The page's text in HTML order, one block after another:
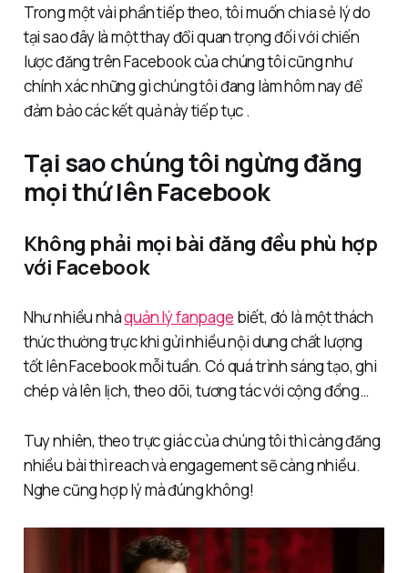
Trong một vài phần tiếp theo, tôi muốn chia sẻ lý do
tại sao đây là một thay đổi quan trọng đối với chiến
lược đăng trên Facebook của chúng tôi cũng như
chính xác những gì chúng tôi đang làm hôm nay để
đảm bảo các kết quả này tiếp tục .
Tại sao chúng tôi ngừng đăng
mọi thứ lên Facebook
Không phải mọi bài đăng đều phù hợp
với Facebook
Như nhiều nhàquản lý fanpage biết, đó là một thách
thức thường trực khi gửi nhiều nội dung chất lượng
tốt lên Facebook mỗi tuần. Có quá trình sáng tạo, ghi
chép và lên lịch, theo dõi, tương tác với cộng đồng…
Tuy nhiên, theo trực giác của chúng tôi thì càng đăng
nhiều bài thì reach và engagement sẽ càng nhiều.
Nghe cũng hợp lý mà đúng không!